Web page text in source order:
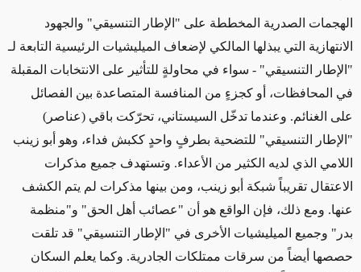
الهجمات الصدرية المخططة على "الإطار التنسيقي" والجهود
الانتهازية التي يبذلها المالكي لإضعاف الميليشيات الرئيسية التابعة لـ
"الإطار التنسيقي" - سواء في محاولةٍ للتأثير على الانتخابات المقبلة
في المحافظات، أو كجزءٍ من المنافسة المتصاعدة بين الفصائل
على الغنائم. وعندما تدخّل السيستاني، تحرّكت باقي (عناصر)
"الإطار التنسيقي" للتضحية بطرفٍ واحدٍ ككبش فداء، وهو أبو زينب
اللامي الذي لديه الكثير من الأعداء. وتستهدف جميع مذكرات
الاعتقال تقريباً شبكة أبو زينب، ومن بينها مذكرات لم يتم الكشف
عنها. ومع ذلك، فإن الواقع هو أن "عصائب أهل الحق" و"منظمة
بدر" وجميع الميليشيات الأخرى في "الإطار التنسيقي" قد تلقت
حصصها أيضاً من سرقات ممتلكات الجادرية. وكما يعلم السكان